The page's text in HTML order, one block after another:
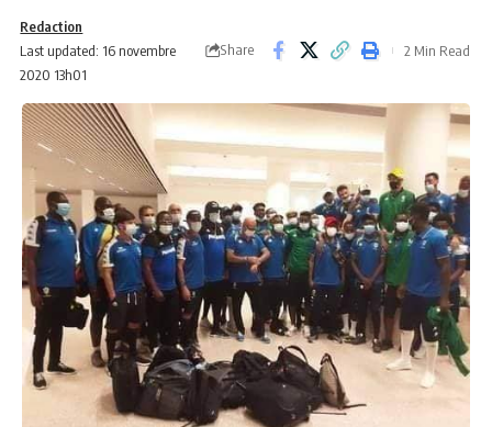
Last updated: 16 novembre
2020 13h01
Redaction
Share
2 Min Read